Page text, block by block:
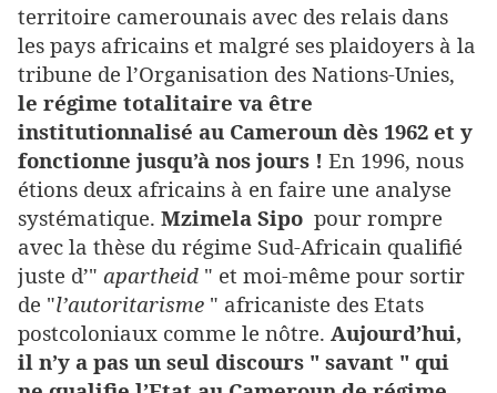
territoire camerounais avec des relais dans
les pays africains et malgré ses plaidoyers à la
tribune de l’Organisation des Nations-Unies,
le régime totalitaire va être
institutionnalisé au Cameroun dès 1962 et y
fonctionne jusqu’à nos jours ! En 1996, nous
étions deux africains à en faire une analyse
systématique. Mzimela Sipo pour rompre
avec la thèse du régime Sud-Africain qualifié
juste d’" apartheid " et moi-même pour sortir
de "l’autoritarisme " africaniste des Etats
postcoloniaux comme le nôtre. Aujourd’hui,
il n’y a pas un seul discours " savant " qui